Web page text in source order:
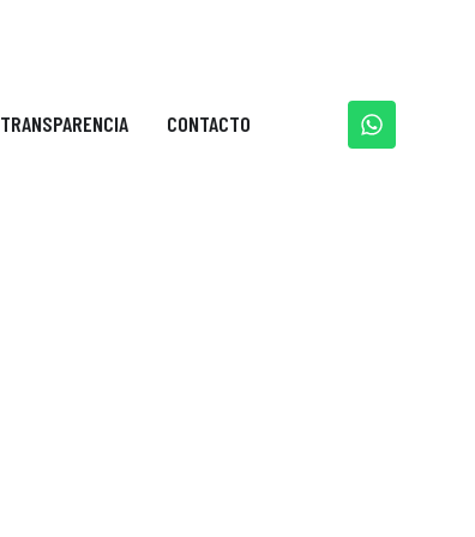
TRANSPARENCIA CONTACTO